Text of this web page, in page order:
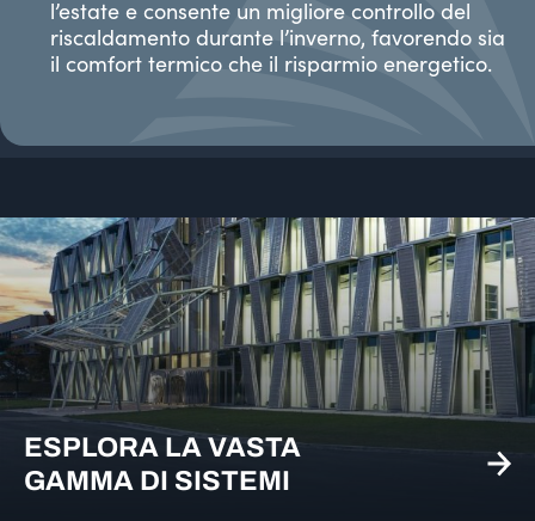
l’estate e consente un migliore controllo del
riscaldamento durante l’inverno, favorendo sia
il comfort termico che il risparmio energetico.
ESPLORA LA VASTA
GAMMA DI SISTEMI